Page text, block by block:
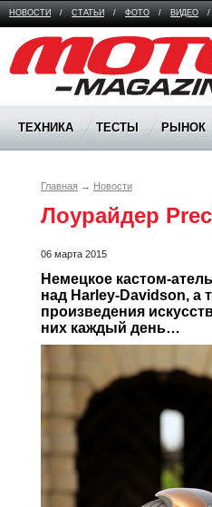
НОВОСТИ / СТАТЬИ / ФОТО / ВИДЕО /
Moto Magazine
ТЕХНИКА ТЕСТЫ РЫНОК
Главная → Новости
Лоурайдер
06 марта 2015
Немецкое кастом-
над Harley-Davidson, а
произведения
них каждый день…